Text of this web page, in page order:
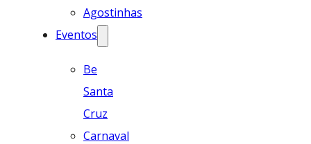
Agostinhas
Eventos
Be
Santa
Cruz
Carnaval